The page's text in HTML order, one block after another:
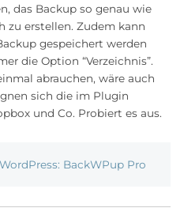
das Backup so genau wie
zu erstellen. Zudem kann
gespeichert werden
die Option “Verzeichnis”.
abrauchen, wäre auch
sich die im Plugin
und Co. Probiert es aus.
BackWPup Pro